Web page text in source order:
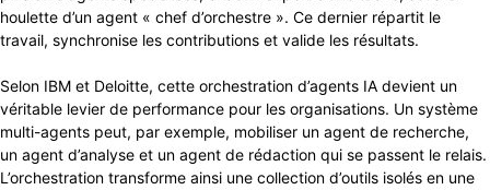
houlette d’un agent « chef d’orchestre ». Ce dernier répartit le
travail, synchronise les contributions et valide les résultats.
Selon IBM et Deloitte, cette orchestration d’agents IA devient un
véritable levier de performance pour les organisations. Un système
multi-agents peut, par exemple, mobiliser un agent de recherche,
un agent d’analyse et un agent de rédaction qui se passent le relais.
L’orchestration transforme ainsi une collection d’outils isolés en une